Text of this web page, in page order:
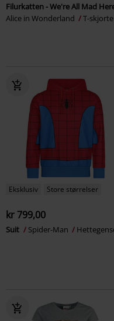
Filurkatten - We're All Mad
Alice in Wonderland
T-skjorte
Eksklusiv Store størrelser
kr 799,00
Suit Spider-Man